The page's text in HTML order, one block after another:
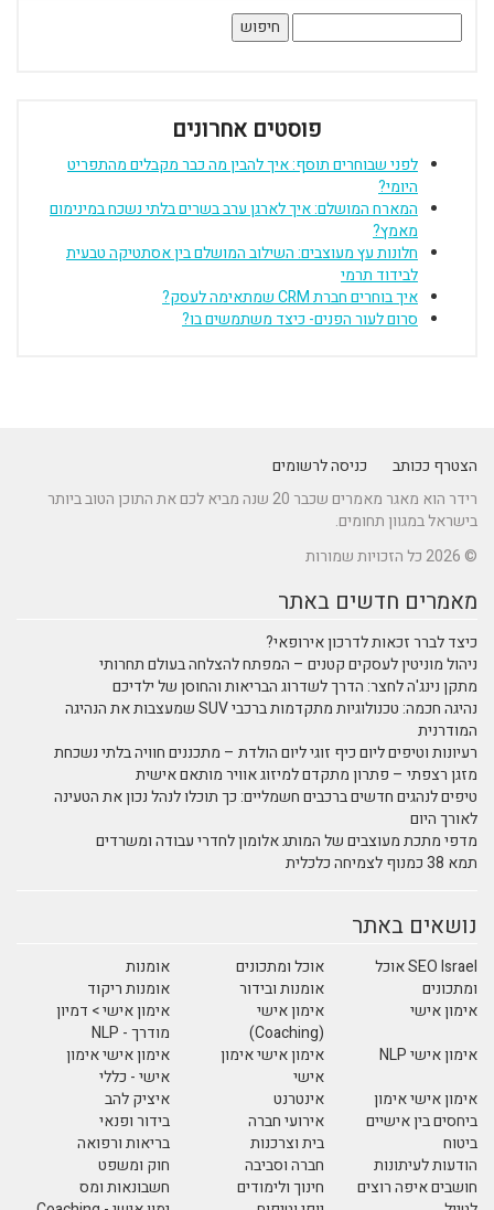
פוסטים אחרונים
לפני שבוחרים תוסף: איך להבין מה כבר מקבלים מהתפריט
היומי?
המארח המושלם: איך לארגן ערב בשרים בלתי נשכח במינימום
מאמץ?
חלונות עץ מעוצבים: השילוב המושלם בין אסתטיקה טבעית
לבידוד תרמי
איך בוחרים חברת CRM שמתאימה לעסק?
סרום לעור הפנים- כיצד משתמשים בו?
הצטרף ככותב
כניסה לרשומים
רידר הוא מאגר מאמרים שכבר 20 שנה מביא לכם את התוכן הטוב ביותר
בישראל במגוון תחומים.
© 2026 כל הזכויות שמורות
מאמרים חדשים באתר
כיצד לברר זכאות לדרכון אירופאי?
ניהול מוניטין לעסקים קטנים – המפתח להצלחה בעולם תחרותי
מתקן נינג'ה לחצר: הדרך לשדרוג הבריאות והחוסן של ילדיכם
נהיגה חכמה: טכנולוגיות מתקדמות ברכבי SUV שמעצבות את הנהיגה
המודרנית
רעיונות וטיפים ליום כיף זוגי ליום הולדת – מתכננים חוויה בלתי נשכחת
מזגן רצפתי – פתרון מתקדם למיזוג אוויר מותאם אישית
טיפים לנהגים חדשים ברכבים חשמליים: כך תוכלו לנהל נכון את הטעינה
לאורך היום
מדפי מתכת מעוצבים של המותג אלומון לחדרי עבודה ומשרדים
תמא 38 כמנוף לצמיחה כלכלית
נושאים באתר
SEO Israel אוכל
ומתכונים
אוכל ומתכונים
אומנות
אומנות ובידור
אומנות ריקוד
אימון אישי
אימון אישי
(Coaching)
אימון אישי > דמיון
מודרך - NLP
אימון אישי NLP
אימון אישי אימון
אישי
אימון אישי אימון
אישי - כללי
אימון אישי אימון
ביחסים בין אישיים
אינטרנט
איציק להב
אירועי חברה
בידור ופנאי
ביטוח
בית וצרכנות
בריאות ורפואה
הודעות לעיתונות
חברה וסביבה
חוק ומשפט
חושבים איפה רוצים
חינוך ולימודים
חשבונאות ומס